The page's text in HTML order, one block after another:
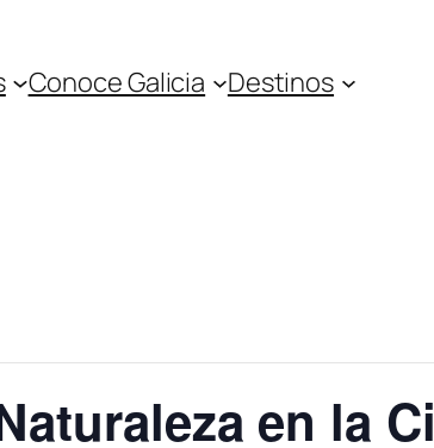
Conoce Galicia Destinos
en la